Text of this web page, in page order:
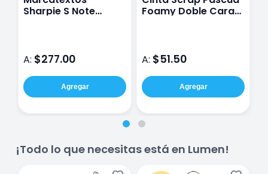
Sharpie S Note
A: $277.00
Agregar
Foamy Doble Cara
A: $51.50
Agregar
¡Todo lo que necesitas está en Lumen!